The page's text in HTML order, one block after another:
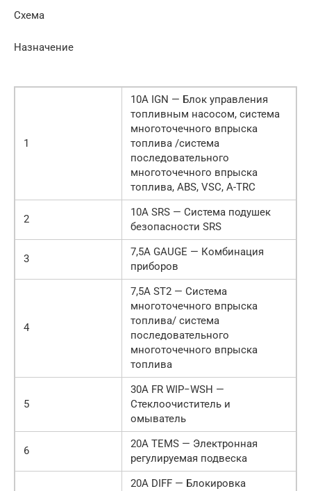
Схема
Назначение
1
10A IGN — Блок управления
топливным насосом, cистема
многоточечного впрыска
топлива /система
последовательного
многоточечного впрыска
топлива, ABS, VSC, A-TRC
2
10A SRS — Система подушек
безопасности SRS
3
7,5A GAUGE — Комбинация
приборов
4
7,5A ST2 — Система
многоточечного впрыска
топлива/ система
последовательного
многоточечного впрыска
топлива
5
30A FR WIP−WSH —
Стеклоочиститель и
омыватель
6
20A TEMS — Электронная
регулируемая подвеска
20A DIFF — Блокировка